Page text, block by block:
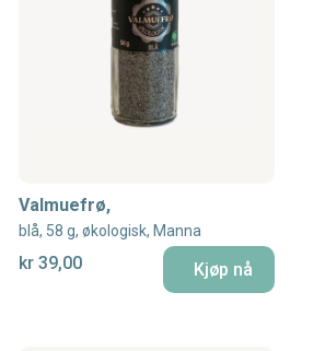
Valmuefrø,
blå, 58 g, økologisk, Manna
kr 39,00 Kjøp nå